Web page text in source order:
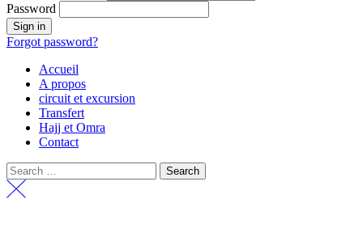
Password
Forgot password?
Accueil
A propos
circuit et excursion
Transfert
Hajj et Omra
Contact
Search
for: